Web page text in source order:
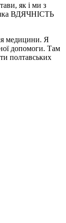
як і ми з
ВДЯЧНІСТЬ
медицини. Я
допомоги. Там
полтавських